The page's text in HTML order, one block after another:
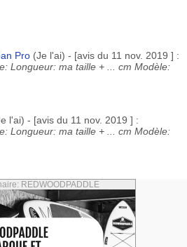
Pro(Je l'ai) - [avis du 11 nov. 2019 ] :
Longueur: ma taille + ... cm Modèle:
l'ai) - [avis du 11 nov. 2019 ] :
Longueur: ma taille + ... cm Modèle:
REDWOODPADDLE